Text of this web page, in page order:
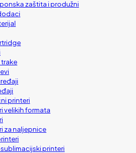
zaštita i produžni
trake
printeri
velikih formata
za naljepnice
printeri